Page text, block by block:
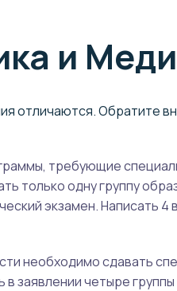
и
отличаются. Обратите
требующие
только одну группу
экзамен. Написать 4
необходимо сдавать
заявлении четыре